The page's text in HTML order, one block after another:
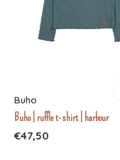
Buho
Buho | ruffle t-shirt | harbour
€47,50